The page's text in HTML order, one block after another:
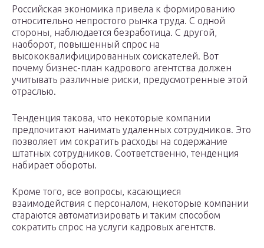
Российская экономика привела к формированию
относительно непростого рынка труда. С одной
стороны, наблюдается безработица. С другой,
наоборот, повышенный спрос на
высококвалифицированных соискателей. Вот
почему бизнес-план кадрового агентства должен
учитывать различные риски, предусмотренные этой
отраслью.
Тенденция такова, что некоторые компании
предпочитают нанимать удаленных сотрудников. Это
позволяет им сократить расходы на содержание
штатных сотрудников. Соответственно, тенденция
набирает обороты.
Кроме того, все вопросы, касающиеся
взаимодействия с персоналом, некоторые компании
стараются автоматизировать и таким способом
сократить спрос на услуги кадровых агентств.